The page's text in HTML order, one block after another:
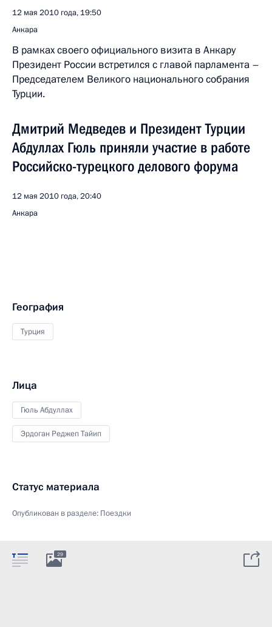
12 мая 2010 года, 19:50
Анкара
В рамках своего официального визита в Анкару
Президент России встретился с главой парламента –
Председателем Великого национального собрания
Турции.
Дмитрий Медведев и Президент Турции
Абдуллах Гюль приняли участие в работе
Российско-турецкого делового форума
12 мая 2010 года, 20:40
Анкара
География
Турция
Лица
Гюль Абдуллах
Эрдоган Реджеп Тайип
Статус материала
Опубликован в разделе: Поездки
29